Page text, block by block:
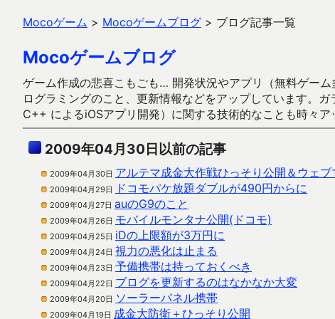
Mocoゲーム > Mocoゲームブログ > ブログ記事一覧
Mocoゲームブログ
ゲーム作成の悲喜こもごも… 開発状況やアプリ（無料ゲー
ログラミングのこと、更新情報などをアップしています。
C++ によるiOSアプリ開発）に関する技術的なことも時々ア
2009年04月30日以前の記事
2009年04月30日 アルテマ成金大作戦ひっそり公開＆ウェブ
2009年04月29日 ドコモパケ放題ダブルが490円からに
2009年04月27日 auのG9のこと
2009年04月26日 モバイルモンタナ公開(ドコモ)
2009年04月25日 iDの上限額が3万円に
2009年04月24日 視力の悪化は止まる
2009年04月23日 予備携帯は持っておくべき
2009年04月22日 ブログを更新するのはなかなか大変
2009年04月20日 ソーラーパネル携帯
2009年04月19日 成金大防衛＋ひっそり公開